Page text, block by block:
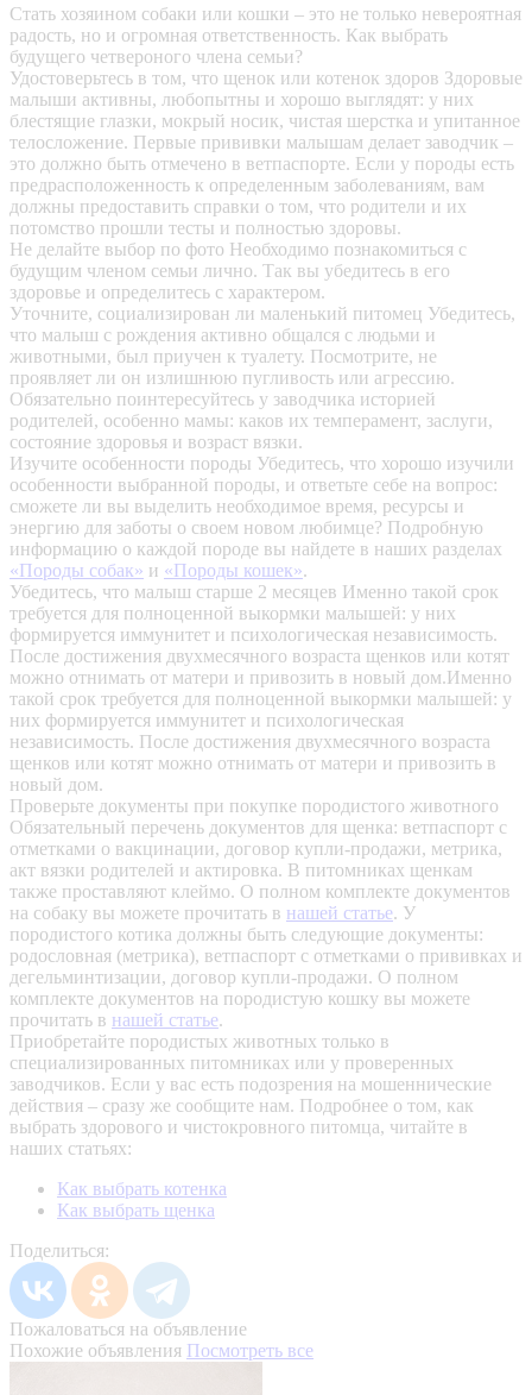
Стать хозяином собаки или кошки – это не только невероятная
радость, но и огромная ответственность. Как выбрать
будущего четвероного члена семьи?
Удостоверьтесь в том, что щенок или котенок здоров Здоровые
малыши активны, любопытны и хорошо выглядят: у них
блестящие глазки, мокрый носик, чистая шерстка и упитанное
телосложение. Первые прививки малышам делает заводчик –
это должно быть отмечено в ветпаспорте. Если у породы есть
предрасположенность к определенным заболеваниям, вам
должны предоставить справки о том, что родители и их
потомство прошли тесты и полностью здоровы.
Не делайте выбор по фото Необходимо познакомиться с
будущим членом семьи лично. Так вы убедитесь в его
здоровье и определитесь с характером.
Уточните, социализирован ли маленький питомец Убедитесь,
что малыш с рождения активно общался с людьми и
животными, был приучен к туалету. Посмотрите, не
проявляет ли он излишнюю пугливость или агрессию.
Обязательно поинтересуйтесь у заводчика историей
родителей, особенно мамы: каков их темперамент, заслуги,
состояние здоровья и возраст вязки.
Изучите особенности породы Убедитесь, что хорошо изучили
особенности выбранной породы, и ответьте себе на вопрос:
сможете ли вы выделить необходимое время, ресурсы и
энергию для заботы о своем новом любимце? Подробную
информацию о каждой породе вы найдете в наших разделах
«Породы собак» и «Породы кошек».
Убедитесь, что малыш старше 2 месяцев Именно такой срок
требуется для полноценной выкормки малышей: у них
формируется иммунитет и психологическая независимость.
После достижения двухмесячного возраста щенков или котят
можно отнимать от матери и привозить в новый дом.Именно
такой срок требуется для полноценной выкормки малышей: у
них формируется иммунитет и психологическая
независимость. После достижения двухмесячного возраста
щенков или котят можно отнимать от матери и привозить в
новый дом.
Проверьте документы при покупке породистого животного
Обязательный перечень документов для щенка: ветпаспорт с
отметками о вакцинации, договор купли-продажи, метрика,
акт вязки родителей и актировка. В питомниках щенкам
также проставляют клеймо. О полном комплекте документов
на собаку вы можете прочитать в нашей статье. У
породистого котика должны быть следующие документы:
родословная (метрика), ветпаспорт с отметками о прививках и
дегельминтизации, договор купли-продажи. О полном
комплекте документов на породистую кошку вы можете
прочитать в нашей статье.
Приобретайте породистых животных только в
специализированных питомниках или у проверенных
заводчиков. Если у вас есть подозрения на мошеннические
действия – сразу же сообщите нам. Подробнее о том, как
выбрать здорового и чистокровного питомца, читайте в
наших статьях:
Как выбрать котенка
Как выбрать щенка
Поделиться:
Пожаловаться на объявление
Похожие объявления Посмотреть все